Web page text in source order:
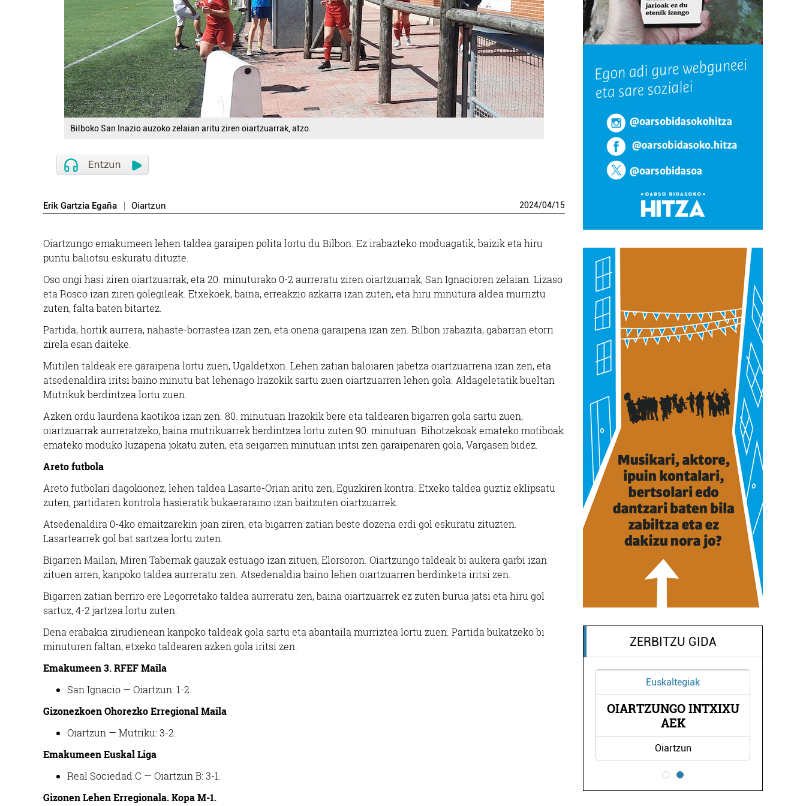
Bilboko San Inazio auzoko zelaian aritu ziren oiartzuarrak, atzo.
Erik Gartzia Egaña Oiartzun 2024/04/15
Oiartzungo emakumeen lehen taldea garaipen polita lortu du Bilbon. Ez irabazteko moduagatik, baizik eta hiru
puntu baliotsu eskuratu dituzte.
Oso ongi hasi ziren oiartzuarrak, eta 20. minuturako 0-2 aurreratu ziren oiartzuarrak, San Ignacioren zelaian. Lizaso
eta Rosco izan ziren golegileak. Etxekoek, baina, erreakzio azkarra izan zuten, eta hiru minutura aldea murriztu
zuten, falta baten bitartez.
Partida, hortik aurrera, nahaste-borrastea izan zen, eta onena garaipena izan zen. Bilbon irabazita, gabarran etorri
zirela esan daiteke.
Mutilen taldeak ere garaipena lortu zuen, Ugaldetxon. Lehen zatian baloiaren jabetza oiartzuarrena izan zen, eta
atsedenaldira iritsi baino minutu bat lehenago Irazokik sartu zuen oiartzuarren lehen gola. Aldageletatik bueltan
Mutrikuk berdintzea lortu zuen.
Azken ordu laurdena kaotikoa izan zen. 80. minutuan Irazokik bere eta taldearen bigarren gola sartu zuen,
oiartzuarrak aurreratzeko, baina mutrikuarrek berdintzea lortu zuten 90. minutuan. Bihotzekoak emateko motiboak
emateko moduko luzapena jokatu zuten, eta seigarren minutuan iritsi zen garaipenaren gola, Vargasen bidez.
Areto futbola
Areto futbolari dagokionez, lehen taldea Lasarte-Orian aritu zen, Eguzkiren kontra. Etxeko taldea guztiz eklipsatu
zuten, partidaren kontrola hasieratik bukaeraraino izan baitzuten oiartzuarrek.
Atsedenaldira 0-4ko emaitzarekin joan ziren, eta bigarren zatian beste dozena erdi gol eskuratu zituzten.
Lasartearrek gol bat sartzea lortu zuten.
Bigarren Mailan, Miren Tabernak gauzak estuago izan zituen, Elorsoron. Oiartzungo taldeak bi aukera garbi izan
zituen arren, kanpoko taldea aurreratu zen. Atsedenaldia baino lehen oiartzuarren berdinketa iritsi zen.
Bigarren zatian berriro ere Legorretako taldea aurreratu zen, baina oiartzuarrek ez zuten burua jatsi eta hiru gol
sartuz, 4-2 jartzea lortu zuten.
Dena erabakia zirudienean kanpoko taldeak gola sartu eta abantaila murriztea lortu zuen. Partida bukatzeko bi
minuturen faltan, etxeko taldearen azken gola iritsi zen.
Emakumeen 3. RFEF Maila
San Ignacio — Oiartzun: 1-2.
Gizonezkoen Ohorezko Erregional Maila
Oiartzun — Mutriku: 3-2.
Emakumeen Euskal Liga
Real Sociedad C — Oiartzun B: 3-1.
Gizonen Lehen Erregionala. Kopa M-1.
ZERBITZU GIDA
OTORDU PLATER
Errenteria-Orereta
Euskaltegiak
OIARTZUNGO INTXIXU
AEK
Oiartzun